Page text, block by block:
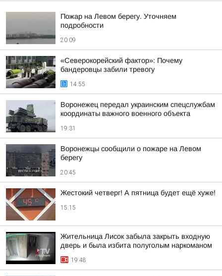
Пожар на Левом берегу. Уточняем
подробности
20:09
«Северокорейский фактор»: Почему
бандеровцы забили тревогу
14:55
Воронежец передал украинским спецслужбам
координаты важного военного объекта
19:31
Воронежцы сообщили о пожаре на Левом
берегу
20:45
Жестокий четверг! А пятница будет ещё хуже!
15:15
Жительница Лисок забыла закрыть входную
дверь и была избита полуголым наркоманом
19:48